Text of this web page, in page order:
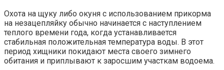
Охота на щуку либо окуня с использованием прикорма
на незацепляйку обычно начинается с наступлением
теплого времени года, когда устанавливается
стабильная положительная температура воды. В этот
период хищники покидают места своего зимнего
обитания и приплывают к заросшим участкам водоема.